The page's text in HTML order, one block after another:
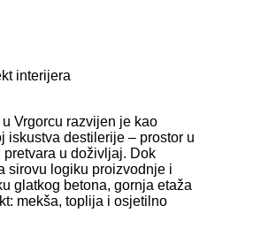
interijera
Vrgorcu razvijen je kao
iskustva destilerije – prostor u
pretvara u doživljaj. Dok
sirovu logiku proizvodnje i
glatkog betona, gornja etaža
mekša, toplija i osjetilno